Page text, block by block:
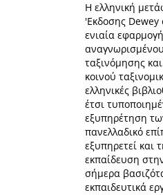
Η ελληνική
'Εκδοσης Dewey
ενιαία
ταξινόμησης
κοινού
ελληνικές
έτσι
εξυπηρέτηση
πανελλαδικό
εξυπηρετεί και
εκπαίδευση
σήμερα
εκπαιδευτικά